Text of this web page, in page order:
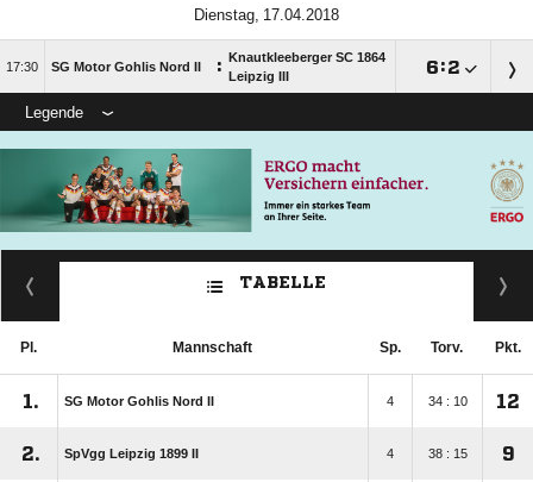
 
 SG Motor Gohlis Nord II : Knautkleeberger SC 1864
Leipzig III
:
Legende
TABELLE
Pl. Mannschaft Sp. Torv. Pkt.
1. SG Motor Gohlis Nord II 4 34 : 10 12
2. SpVgg Leipzig 1899 II 4 38 : 15 9